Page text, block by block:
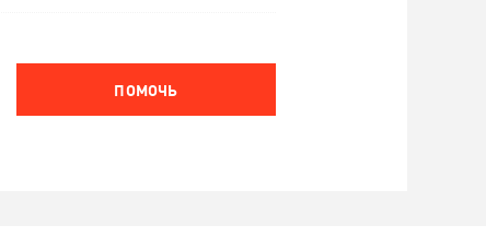
ПОМОЧЬ